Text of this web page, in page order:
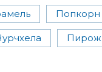
Попкорн